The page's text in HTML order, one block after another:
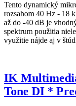
Tento dynamický
rozsahom 40 Hz - 18
až do -40 dB je
spektrum použitia
využitie nájde aj v
IK
Tone DI *